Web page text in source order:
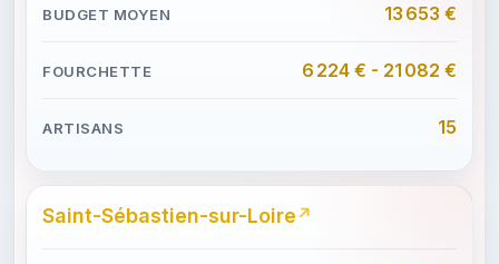
13 653 €
6 224 € - 21 082 €
15
Saint-Sébastien-sur-Loire